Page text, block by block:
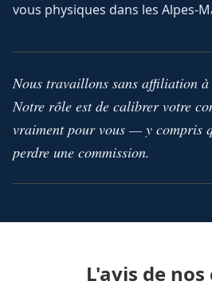
vous physiques dans les Alpes-
Nous travaillons sans affiliation à
Notre rôle est de calibrer votre
vraiment pour vous — y compris
perdre une commission.
L'avis de